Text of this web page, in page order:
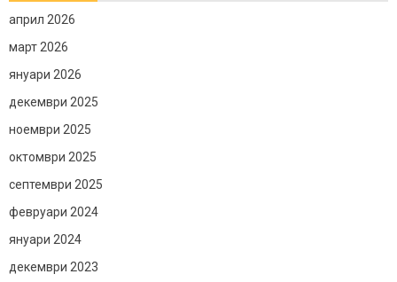
април 2026
март 2026
януари 2026
декември 2025
ноември 2025
октомври 2025
септември 2025
февруари 2024
януари 2024
декември 2023